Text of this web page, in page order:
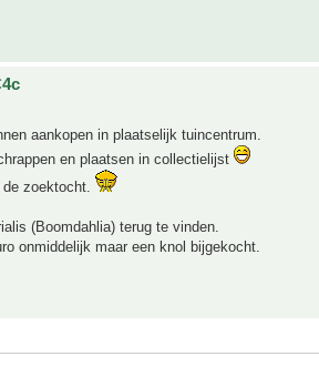
aankopen in plaatselijk tuincentrum.
en plaatsen in collectielijst
zoektocht.
(Boomdahlia) terug te vinden.
onmiddelijk maar een knol bijgekocht.